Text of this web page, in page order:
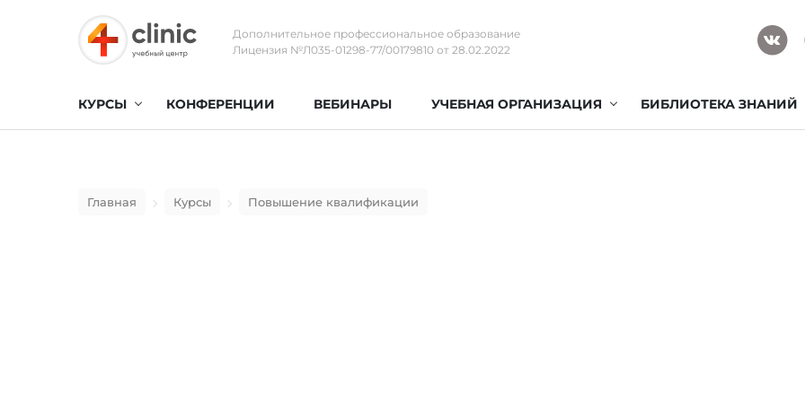
Дополнительное профессиональное образование
Лицензия №Л035-01298-77/00179810 от 28.02.2022
КУРСЫ КОНФЕРЕНЦИИ ВЕБИНАРЫ УЧЕБНАЯ ОРГАНИЗАЦИЯ БИБЛИОТЕКА ЗНАНИЙ
Главная Курсы Повышение квалификации